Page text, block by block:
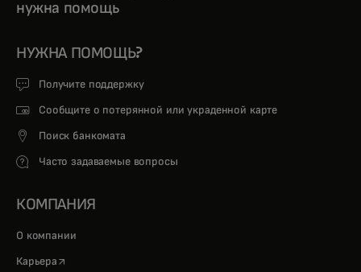
нужна помощь
НУЖНА ПОМОЩЬ?
Получите поддержку
Сообщите о потерянной или украденной карте
Поиск банкомата
Часто задаваемые вопросы
КОМПАНИЯ
О компании
Карьера opens in a new tab